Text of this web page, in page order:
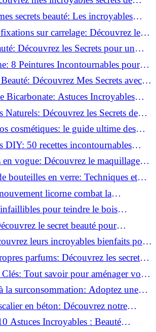
secrets beauté: Les incroyables
sur carrelage: Découvrez les
!
Découvrez les Secrets pour un
8 Peintures Incontournables pour
Découvrez Mes Secrets avec le
Bicarbonate: Astuces Incroyables
Naturels: Découvrez les Secrets de
cosmétiques: le guide ultime des
maison!
DIY: 50 recettes incontournables
votre beauté naturelle!
en vogue: Découvrez le maquillage
bouteilles en verre: Techniques et
licorne combat la
!
pour teindre le bois
Découvrez comment!
le secret beauté pour
peaux fatiguées!
leurs incroyables bienfaits pour
parfums: Découvrez les secrets
artisanale!
Tout savoir pour aménager votre
la surconsommation: Adoptez une
en béton: Découvrez notre
rapide!
Astuces Incroyables : Beauté